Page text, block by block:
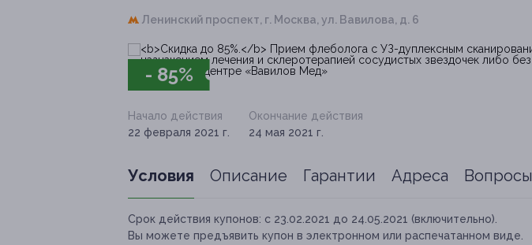
Ленинский проспект, г. Москва, ул. Вавилова, д. 6
- 85%
Начало действия
22 февраля 2021 г.
Окончание действия
24 мая 2021 г.
Условия Описание Гарантии Адреса Вопросы
Срок действия купонов: с 23.02.2021 до 24.05.2021 (включительно).
Вы можете предъявить купон в электронном или распечатанном виде.